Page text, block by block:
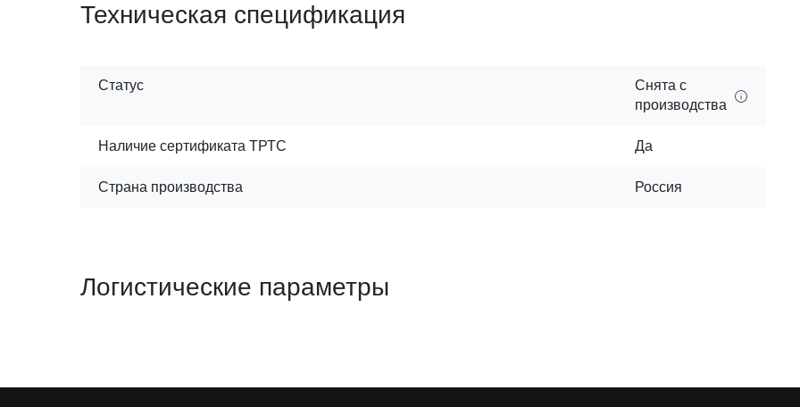
Техническая спецификация
Статус
Снята с
производства
Наличие сертификата ТРТС Да
Страна производства Россия
Логистические параметры